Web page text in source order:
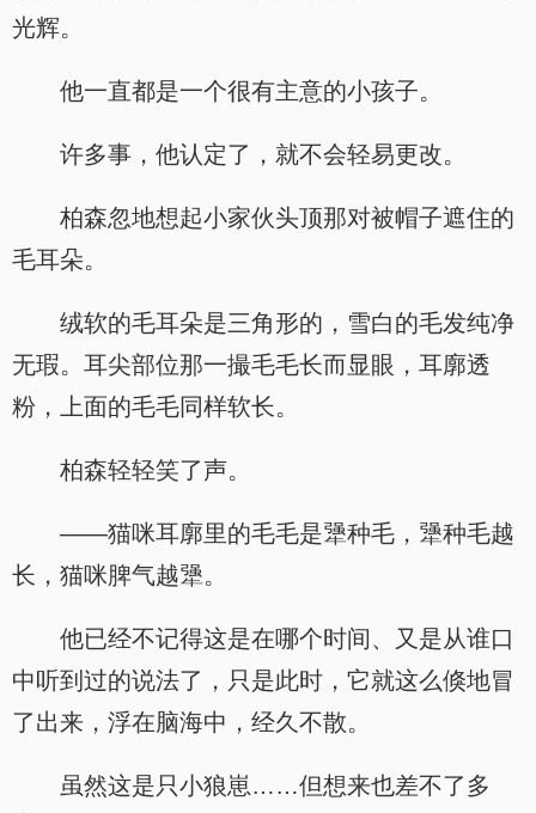
光辉。
他一直都是一个很有主意的小孩子。
许多事，他认定了，就不会轻易更改。
柏森忽地想起小家伙头顶那对被帽子遮住的
毛耳朵。
绒软的毛耳朵是三角形的，雪白的毛发纯净
无瑕。耳尖部位那一撮毛毛长而显眼，耳廓透
粉，上面的毛毛同样软长。
柏森轻轻笑了声。
——猫咪耳廓里的毛毛是犟种毛，犟种毛越
长，猫咪脾气越犟。
他已经不记得这是在哪个时间、又是从谁口
中听到过的说法了，只是此时，它就这么倏地冒
了出来，浮在脑海中，经久不散。
虽然这是只小狼崽……但想来也差不了多